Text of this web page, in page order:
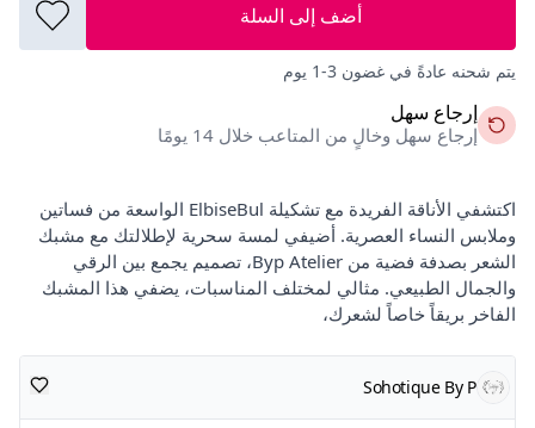
أضف إلى السلة
يتم شحنه عادةً في غضون 3-1 يوم
إرجاع سهل
إرجاع سهل وخالٍ من المتاعب خلال 14 يومًا
اكتشفي الأناقة الفريدة مع تشكيلة ElbiseBul الواسعة من فساتين
وملابس النساء العصرية. أضيفي لمسة سحرية لإطلالتك مع مشبك
الشعر بصدفة فضية من Byp Atelier، تصميم يجمع بين الرقي
والجمال الطبيعي. مثالي لمختلف المناسبات، يضفي هذا المشبك
الفاخر بريقاً خاصاً لشعرك،
Sohotique By P